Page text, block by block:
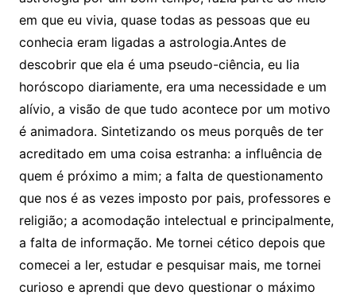
em que eu vivia, quase todas as pessoas que eu
conhecia eram ligadas a astrologia.Antes de
descobrir que ela é uma pseudo-ciência, eu lia
horóscopo diariamente, era uma necessidade e um
alívio, a visão de que tudo acontece por um motivo
é animadora. Sintetizando os meus porquês de ter
acreditado em uma coisa estranha: a influência de
quem é próximo a mim; a falta de questionamento
que nos é as vezes imposto por pais, professores e
religião; a acomodação intelectual e principalmente,
a falta de informação. Me tornei cético depois que
comecei a ler, estudar e pesquisar mais, me tornei
curioso e aprendi que devo questionar o máximo